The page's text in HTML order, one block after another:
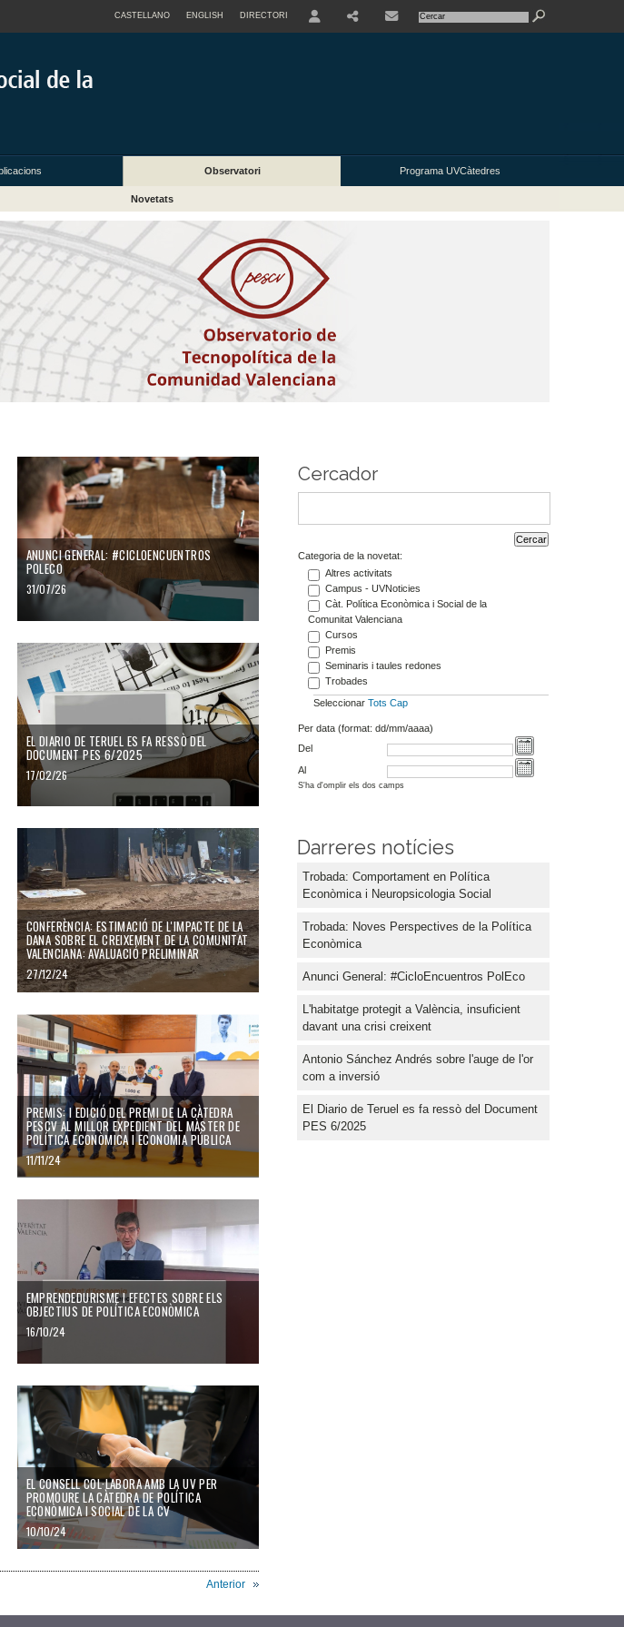
CASTELLANO ENGLISH DIRECTORI
Observatori Programa UVCàtedres
Novetats
ANUNCI GENERAL: #CICLOENCUENTROS
POLECO
31/07/26
EL DIARIO DE TERUEL ES FA RESSÒ DEL
DOCUMENT PES 6/2025
17/02/26
CONFERÈNCIA: ESTIMACIÓ DE L'IMPACTE DE LA
DANA SOBRE EL CREIXEMENT DE LA COMUNITAT
VALENCIANA: AVALUACIÓ PRELIMINAR
27/12/24
PREMIS: I EDICIÓ DEL PREMI DE LA CÀTEDRA
PESCV AL MILLOR EXPEDIENT DEL MÀSTER DE
POLÍTICA ECONÒMICA I ECONOMIA PÚBLICA
11/11/24
EMPRENDEDURISME I EFECTES SOBRE ELS
OBJECTIUS DE POLÍTICA ECONÒMICA
16/10/24
EL CONSELL COL·LABORA AMB LA UV PER
PROMOURE LA CÀTEDRA DE POLÍTICA
ECONÒMICA I SOCIAL DE LA CV
10/10/24
Anterior
Cercador
Categoria de la novetat:
Altres activitats
Campus - UVNoticies
Càt. Política Econòmica i Social de la
Comunitat Valenciana
Cursos
Premis
Seminaris i taules redones
Trobades
Seleccionar Tots Cap
Per data (format: dd/mm/aaaa)
Del
Al
S'ha d'omplir els dos camps
Darreres notícies
Trobada: Comportament en Política
Econòmica i Neuropsicologia Social
Trobada: Noves Perspectives de la Política
Econòmica
Anunci General: #CicloEncuentros PolEco
L'habitatge protegit a València, insuficient
davant una crisi creixent
Antonio Sánchez Andrés sobre l'auge de l'or
com a inversió
El Diario de Teruel es fa ressò del Document
PES 6/2025